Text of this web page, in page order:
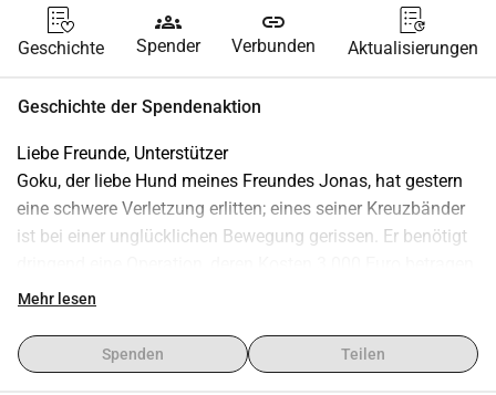
Geschichte
groups
Spender
link
Verbunden Aktualisierungen
Geschichte der Spendenaktion
Liebe Freunde, Unterstützer
Goku, der liebe Hund meines Freundes Jonas, hat gestern
eine schwere Verletzung erlitten; eines seiner Kreuzbänder
ist bei einer unglücklichen Bewegung gerissen. Er benötigt
würden. Leider ist das eine Last, die wir momentan nicht
Jeder Beitrag, groß oder klein, kann Goku einen Schritt
näher zu seiner Genesung bringen Jonas und ich sind euch
Mehr lesen
Spenden Teilen